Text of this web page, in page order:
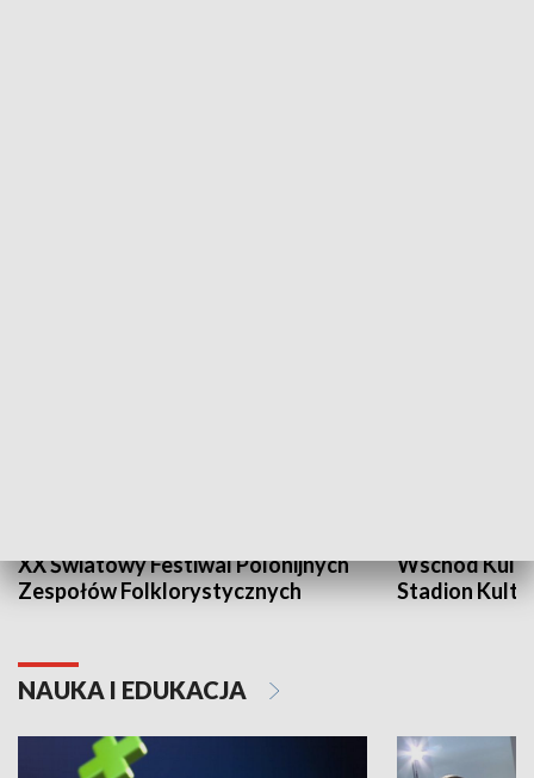
XX Światowy Festiwal Polonijnych
Zespołów Folklorystycznych
Wschód
Stadion
NAUKA I EDUKACJA